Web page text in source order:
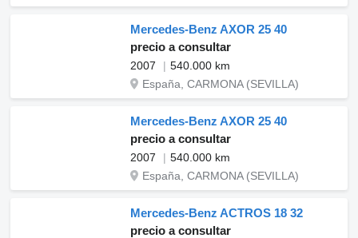
Mercedes-Benz AXOR 25 40
precio a consultar
2007
540.000 km
España, CARMONA (SEVILLA)
Mercedes-Benz AXOR 25 40
precio a consultar
2007
540.000 km
España, CARMONA (SEVILLA)
Mercedes-Benz ACTROS 18 32
precio a consultar